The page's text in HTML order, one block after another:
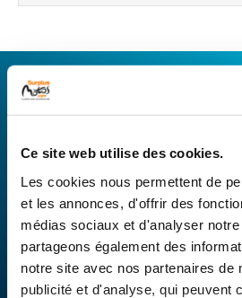
Ce site web utilise des cookies.
Les cookies nous permettent de
et les annonces, d'offrir des
médias sociaux et d'analyser
partageons également des
notre site avec nos partenaires de
publicité et d'analyse, qui peuvent
CONNECTEZ-VOUS AVEC
RÉPARATEUR FAVORI
Avec Surplus Motos, bénéficiez
technique de notre réseau de
Distributeurs. De l’achat de
d’occasion garanties à la
votre 2 roues, trouvez le
chez vous.